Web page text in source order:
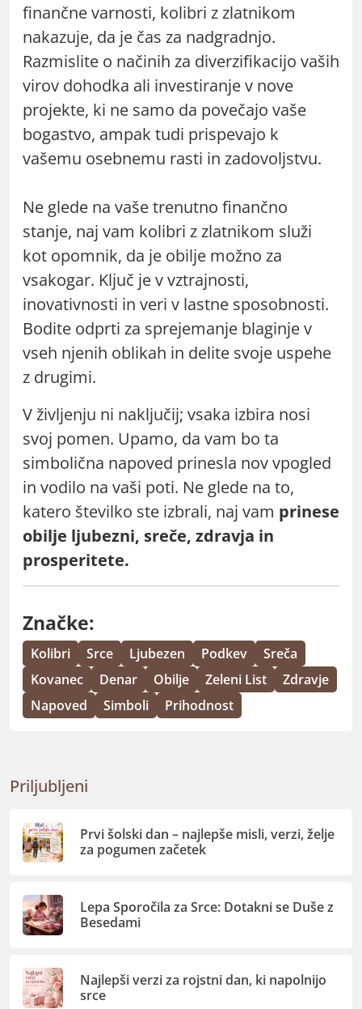
finančne varnosti, kolibri z zlatnikom
nakazuje, da je čas za nadgradnjo.
Razmislite o načinih za diverzifikacijo vaših
virov dohodka ali investiranje v nove
projekte, ki ne samo da povečajo vaše
bogastvo, ampak tudi prispevajo k
vašemu osebnemu rasti in zadovoljstvu.
Ne glede na vaše trenutno finančno
stanje, naj vam kolibri z zlatnikom služi
kot opomnik, da je obilje možno za
vsakogar. Ključ je v vztrajnosti,
inovativnosti in veri v lastne sposobnosti.
Bodite odprti za sprejemanje blaginje v
vseh njenih oblikah in delite svoje uspehe
z drugimi.
V življenju ni naključij; vsaka izbira nosi
svoj pomen. Upamo, da vam bo ta
simbolična napoved prinesla nov vpogled
in vodilo na vaši poti. Ne glede na to,
katero številko ste izbrali, naj vam prinese
obilje ljubezni, sreče, zdravja in
prosperitete.
Značke:
Kolibri Srce Ljubezen Podkev
Sreča
Kovanec
Denar Obilje Zeleni List
Zdravje
Napoved
Simboli Prihodnost
Priljubljeni
Prvi šolski dan – najlepše misli, verzi, želje
za pogumen začetek
Lepa Sporočila za Srce: Dotakni se Duše z
Besedami
Najlepši verzi za rojstni dan, ki napolnijo
srce